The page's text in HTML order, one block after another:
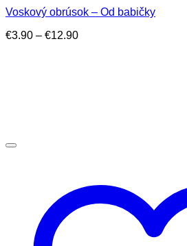
Voskový obrúsok – Od babičky
€3.90 – €12.90Price